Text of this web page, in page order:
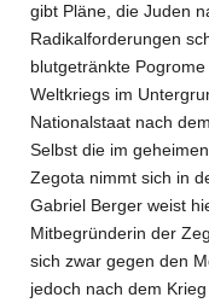
gibt Pläne, die Juden
Radikalforderungen
blutgetränkte
Weltkriegs im
Nationalstaat nach
Selbst die im
Zegota nimmt sich in
Gabriel Berger weist
Mitbegründerin der
sich zwar gegen den
jedoch nach dem